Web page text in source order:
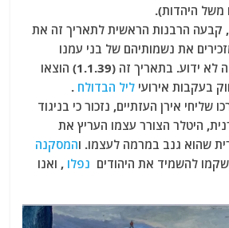
משל היהדות).
קבעה הרבנות הראשית לתאריך זה את
את נשמותיהם של בני עמנו
שמועד רציחתם בשואה לא ידוע. בתאריך זה (1.1.39) הוצאו
בעקבות אירועיליל הבדולח .
שליחי אירן העזתיים, נזכור כי בניגוד
היטלר הצורר עצמו העריץ את
שהוא גנב במרמה לעצמו. והמסקנה
להשמיד את היהודים נפלו , ואנו